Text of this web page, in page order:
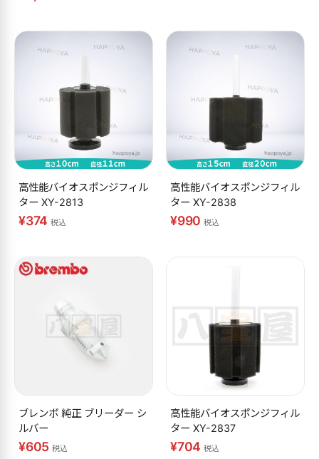
高性能バイオスポンジフィル
ター XY-2813
¥374税込
高性能バイオスポンジフィル
ター XY-2838
¥990税込
ブレンボ 純正 ブリーダー シ
ルバー
¥605税込
高性能バイオスポンジフィル
ター XY-2837
¥704税込